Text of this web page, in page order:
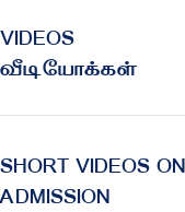
VIDEOS
வீடியோக்கள்
SHORT VIDEOS
ADMISSION